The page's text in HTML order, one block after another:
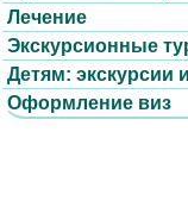
Лечение
Экскурсионные
Детям: экскурсии
Оформление виз